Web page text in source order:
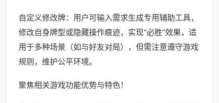
自定义修改牌：用户可输入需求生成专用辅助工具，
修改自身牌型或隐藏操作痕迹，实现“必胜”效果，适
用于多种场景（如与好友对局），但需注意遵守游戏
规则，维护公平环境。
聚焦相关游戏功能优势与特色！